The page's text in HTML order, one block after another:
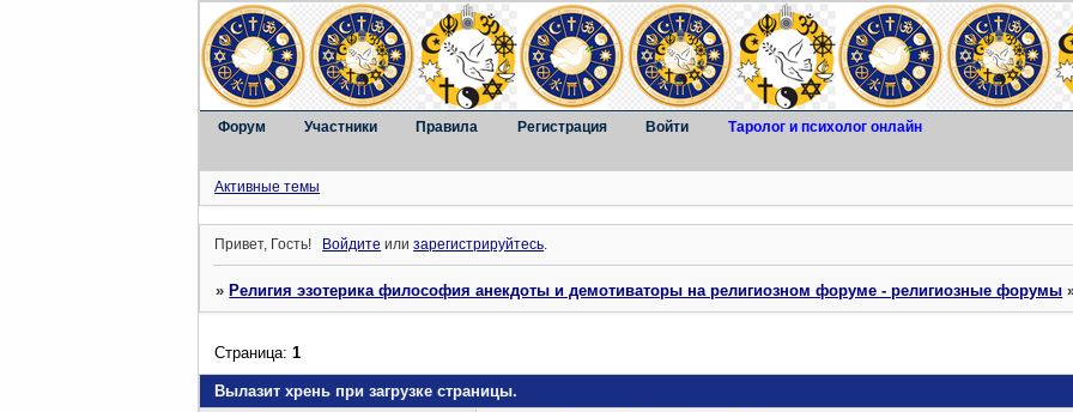
Форум Участники Правила Регистрация Войти Таролог и психолог онлайн
Активные темы
Привет, Гость! Войдите илизарегистрируйтесь.
»Религия эзотерика философия анекдоты и демотиваторы на религиозном форуме - религиозные форумы
Вылазит хрень при загрузке страницы.
Страница:1